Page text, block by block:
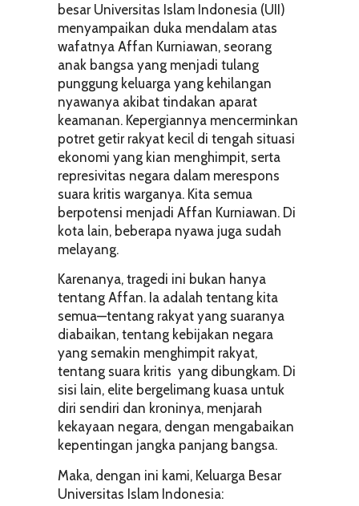
besar Universitas Islam Indonesia (UII)
menyampaikan duka mendalam atas
wafatnya Affan Kurniawan, seorang
anak bangsa yang menjadi tulang
punggung keluarga yang kehilangan
nyawanya akibat tindakan aparat
keamanan. Kepergiannya mencerminkan
potret getir rakyat kecil di tengah situasi
ekonomi yang kian menghimpit, serta
represivitas negara dalam merespons
suara kritis warganya. Kita semua
berpotensi menjadi Affan Kurniawan. Di
kota lain, beberapa nyawa juga sudah
melayang.
Karenanya, tragedi ini bukan hanya
tentang Affan. Ia adalah tentang kita
semua—tentang rakyat yang suaranya
diabaikan, tentang kebijakan negara
yang semakin menghimpit rakyat,
tentang suara kritis yang dibungkam. Di
sisi lain, elite bergelimang kuasa untuk
diri sendiri dan kroninya, menjarah
kekayaan negara, dengan mengabaikan
kepentingan jangka panjang bangsa.
Maka, dengan ini kami, Keluarga Besar
Universitas Islam Indonesia: